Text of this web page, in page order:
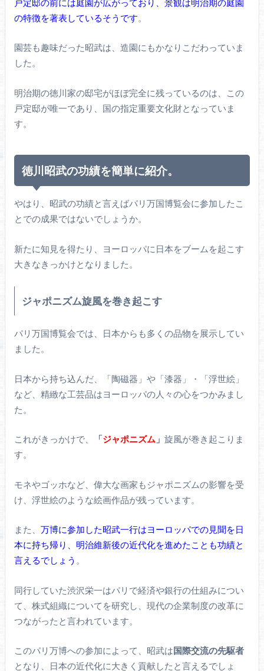
戸定邸の前には庭園が広がっており、景観は明治期の庭園
の特徴を著表しているそうです。
園芸も趣味だった昭武は、造園にもかなりこだわっていま
した。
明治期の徳川家の邸宅がほぼ完全に残っているのは、この
戸定邸が唯一であり、国の指定重要文化財となっていま
す。
徳川昭武の功績を簡単に紹介。
やはり、昭武の功績と言えばパリ万国博覧会に参加したこ
とでの成果ではないでしょうか。
新たに知見を得たり、ヨーロッパに日本をブームを起こす
大きなきっかけとなりました。
ジャポニズム旋風を巻き起こす
パリ万国博覧会では、日本からも多くの品物を展示してい
ました。
日本から持ち込んだ、「陶磁器」や「漆器」・「浮世絵」
など、精緻な工芸品はヨーロッパの人々の心をつかみまし
た。
これがきっかけで、 「ジャポニズム 」 旋風が巻き起こりま
す。
モネやゴッホなど、偉大な画家もジャポニズムの影響を受
け、浮世絵のような絵画作品が残っています。
また、 万博に参加した昭武一行はヨーロッパでの見聞を日
本に持ち帰り、明治維新後の近代化を進めたことも功績と
言えるでしょう 。
同行していた渋沢栄一はパリで経済や銀行の仕組みについ
て、株式組織についてを研究し、現代の企業制度の改革に
つながったと言われています。
このパリ万博への参加によって、昭武は 国際交流の先駆者
となり、日本の近代化に大きく貢献したと言えるでしょ